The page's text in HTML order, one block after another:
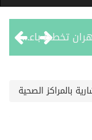
جماعة الحوثي تعلن الحرب و اذرع طهران تخطط باعمال ارهابية واسعة تطال دول الشرق الاوسط